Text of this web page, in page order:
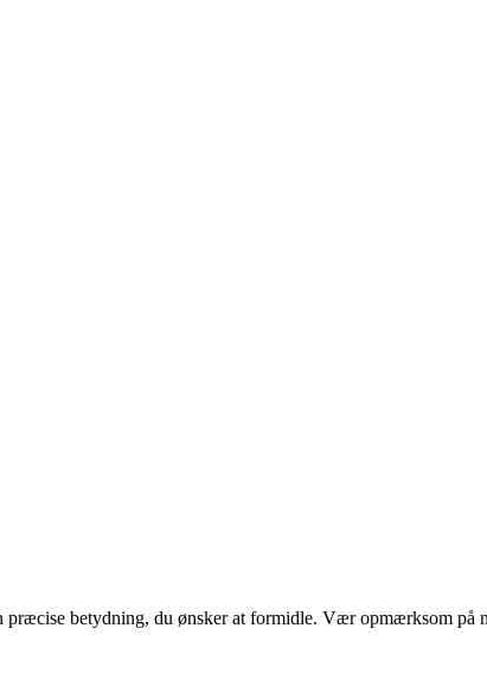
betydning, du ønsker at formidle. Vær opmærksom